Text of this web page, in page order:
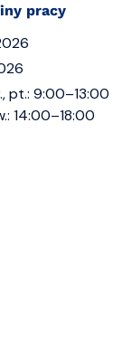
pracy
pt.: 9:00–13:00
14:00–18:00